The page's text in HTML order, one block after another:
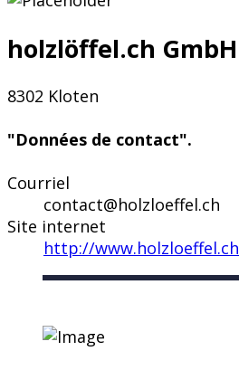
holzlöffel.ch GmbH
8302 Kloten
"Données de contact".
Courriel
contact@holzloeffel.ch
Site internet
http://www.holzloeffel.ch